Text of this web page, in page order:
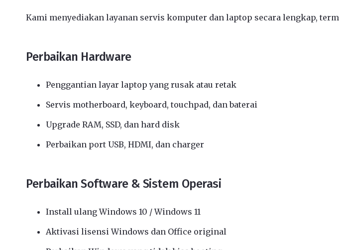
Kami menyediakan layanan servis komputer dan laptop secara lengkap,
Perbaikan Hardware
Penggantian layar laptop yang rusak atau retak
Servis motherboard, keyboard, touchpad, dan baterai
Upgrade RAM, SSD, dan hard disk
Perbaikan port USB, HDMI, dan charger
Perbaikan Software & Sistem Operasi
Install ulang Windows 10 / Windows 11
Aktivasi lisensi Windows dan Office original